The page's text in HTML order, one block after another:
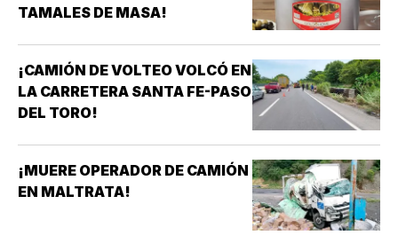
TAMALES DE MASA!
¡CAMIÓN DE VOLTEO VOLCÓ EN
LA CARRETERA SANTA FE-PASO
DEL TORO!
¡MUERE OPERADOR DE CAMIÓN
EN MALTRATA!